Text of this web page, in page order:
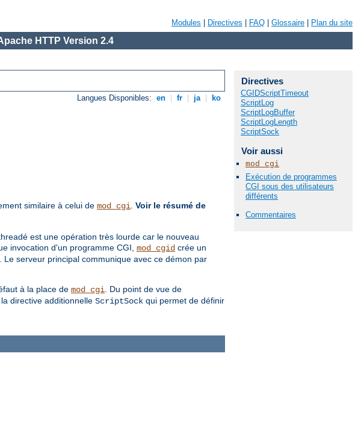
Modules Directives FAQ Glossaire Plan du site
HTTP Version 2.4
Langues Disponibles: en fr ja ko
similaire à celui de mod_cgi. Voir le résumé de
est une opération très lourde car le nouveau
invocation d'un programme CGI, mod_cgid crée un
serveur principal communique avec ce démon par
à la place de mod_cgi. Du point de vue de
directive additionnelle ScriptSock qui permet de définir
Directives
CGIDScriptTimeout
ScriptLog
ScriptLogBuffer
ScriptLogLength
ScriptSock
Voir aussi
mod_cgi
Exécution de programmes
CGI sous des utilisateurs
différents
Commentaires